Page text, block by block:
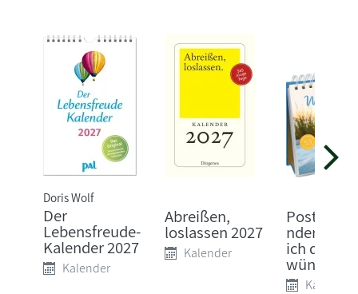
Doris Wolf
Der
Lebensfreude-
Kalender 2027
Kalender
Abreißen,
loslassen 2027
Kalender
nder
ich dir
wünsch...
Kalender